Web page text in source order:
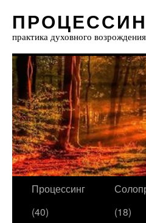
практика духовного возрождения
Процессинг
(40)
(18)